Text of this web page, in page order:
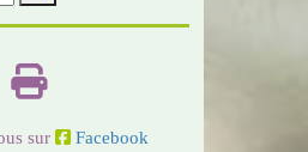
sur
Facebook